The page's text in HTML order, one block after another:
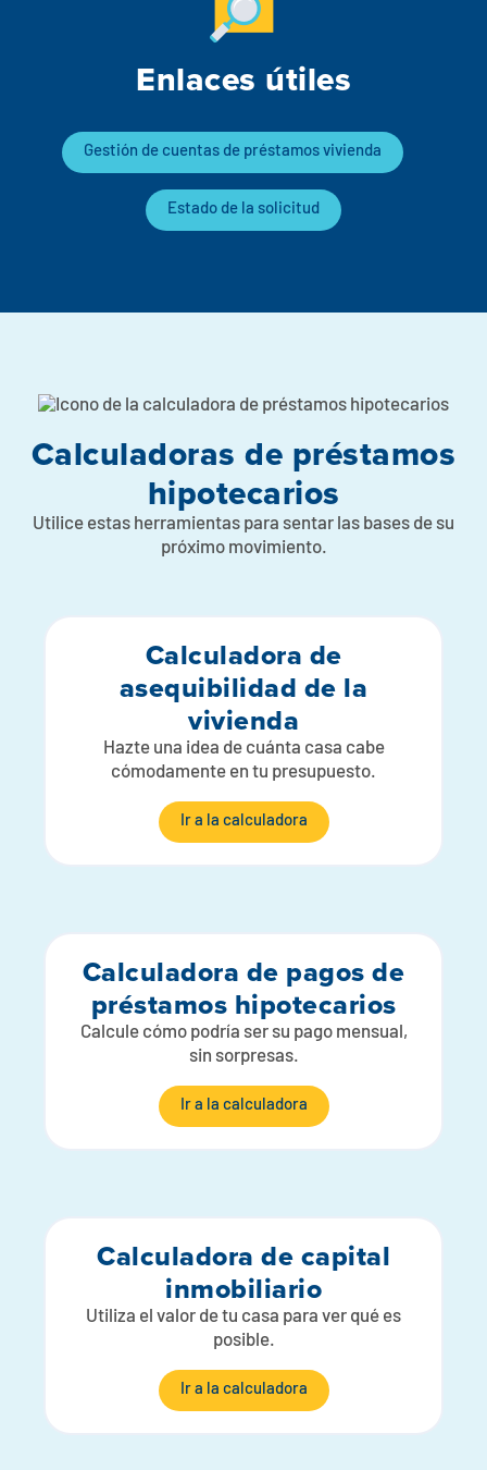
Enlaces útiles
Gestión de cuentas de préstamos vivienda
Estado de la solicitud
Calculadoras de préstamos
hipotecarios
Utilice estas herramientas para sentar las bases de su
próximo movimiento.
Calculadora de
asequibilidad de la
vivienda
Hazte una idea de cuánta casa cabe
cómodamente en tu presupuesto.
Ir a la calculadora
Calculadora de pagos de
préstamos hipotecarios
Calcule cómo podría ser su pago mensual,
sin sorpresas.
Ir a la calculadora
Calculadora de capital
inmobiliario
Utiliza el valor de tu casa para ver qué es
posible.
Ir a la calculadora